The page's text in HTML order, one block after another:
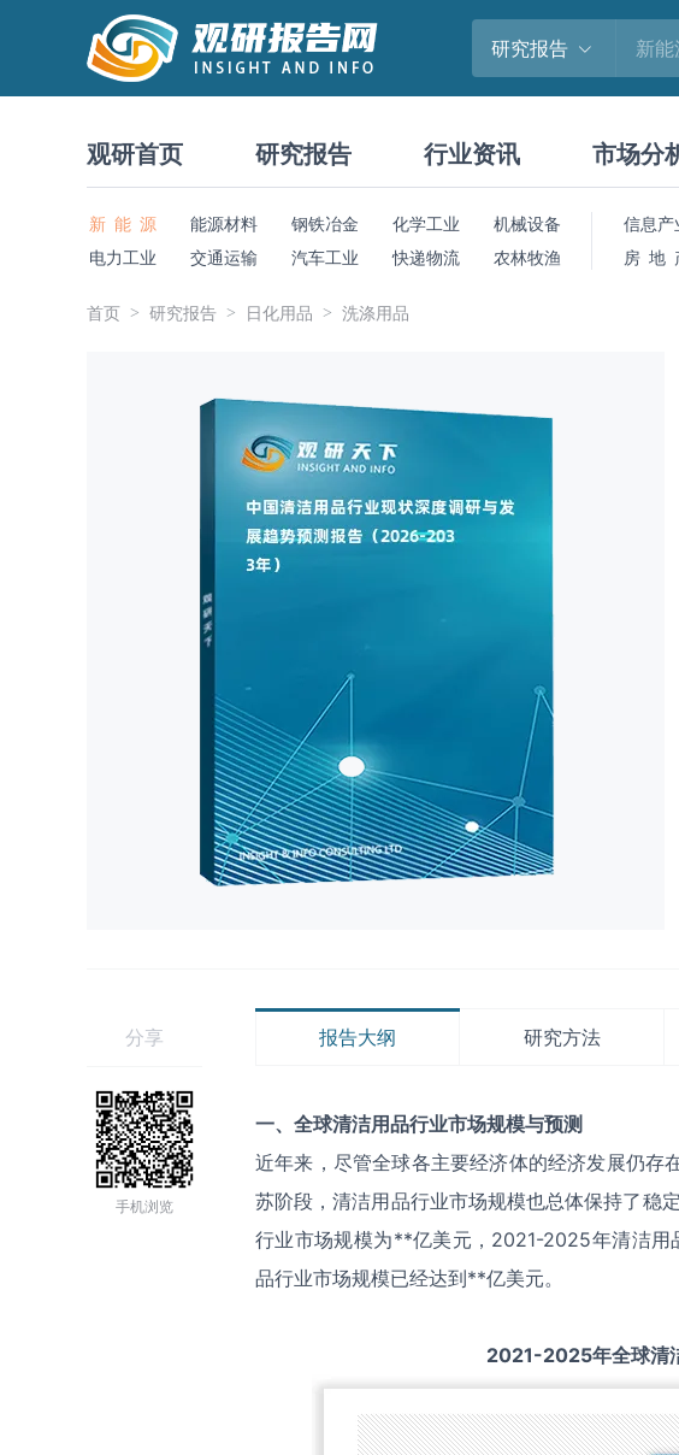
研究报告
观研首页 研究报告 行业资讯 市场分
新 能 源 能源材料 钢铁冶金 化学工业
机械设备
电力工业
交通运输 汽车工业 快递物流 农林牧渔
信息产
房 地
首页 研究报告 日化用品 洗涤用品
分享
手机浏览
报告大纲 研究方法
一、全球清洁用品行业市场规模与预测
近年来，尽管全球各主要经济体的经济发展仍存
苏阶段，清洁用品行业市场规模也总体保持了稳
行业市场规模为**亿美元，2021-2025年清洁
品行业市场规模已经达到**亿美元。
2021-2025年全球清